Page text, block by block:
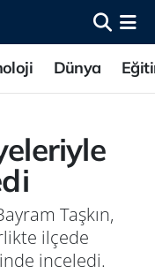
Dünya
Taşkın,
ilçede
inceledi.